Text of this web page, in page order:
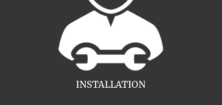
INSTALLATION